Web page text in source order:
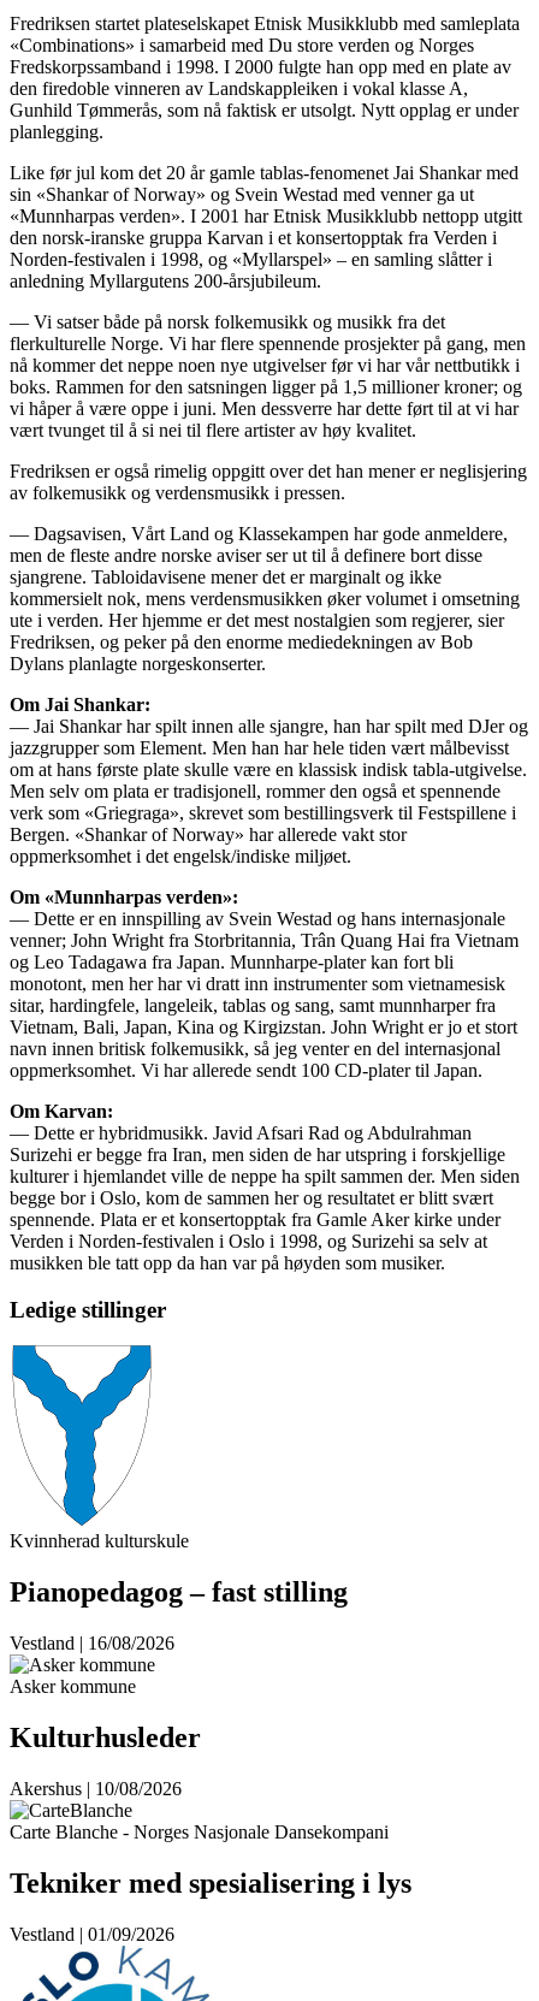
Fredriksen startet plateselskapet Etnisk Musikklubb med samleplata
«Combinations» i samarbeid med Du store verden og Norges
Fredskorpssamband i 1998. I 2000 fulgte han opp med en plate av
den firedoble vinneren av Landskappleiken i vokal klasse A,
Gunhild Tømmerås, som nå faktisk er utsolgt. Nytt opplag er under
planlegging.
Like før jul kom det 20 år gamle tablas-fenomenet Jai Shankar med
sin «Shankar of Norway» og Svein Westad med venner ga ut
«Munnharpas verden». I 2001 har Etnisk Musikklubb nettopp utgitt
den norsk-iranske gruppa Karvan i et konsertopptak fra Verden i
Norden-festivalen i 1998, og «Myllarspel» – en samling slåtter i
anledning Myllargutens 200-årsjubileum.
— Vi satser både på norsk folkemusikk og musikk fra det
flerkulturelle Norge. Vi har flere spennende prosjekter på gang, men
nå kommer det neppe noen nye utgivelser før vi har vår nettbutikk i
boks. Rammen for den satsningen ligger på 1,5 millioner kroner; og
vi håper å være oppe i juni. Men dessverre har dette ført til at vi har
vært tvunget til å si nei til flere artister av høy kvalitet.
Fredriksen er også rimelig oppgitt over det han mener er neglisjering
av folkemusikk og verdensmusikk i pressen.
— Dagsavisen, Vårt Land og Klassekampen har gode anmeldere,
men de fleste andre norske aviser ser ut til å definere bort disse
sjangrene. Tabloidavisene mener det er marginalt og ikke
kommersielt nok, mens verdensmusikken øker volumet i omsetning
ute i verden. Her hjemme er det mest nostalgien som regjerer, sier
Fredriksen, og peker på den enorme mediedekningen av Bob
Dylans planlagte norgeskonserter.
Om Jai Shankar:
— Jai Shankar har spilt innen alle sjangre, han har spilt med DJer og
jazzgrupper som Element. Men han har hele tiden vært målbevisst
om at hans første plate skulle være en klassisk indisk tabla-utgivelse.
Men selv om plata er tradisjonell, rommer den også et spennende
verk som «Griegraga», skrevet som bestillingsverk til Festspillene i
Bergen. «Shankar of Norway» har allerede vakt stor
oppmerksomhet i det engelsk/indiske miljøet.
Om «Munnharpas verden»:
— Dette er en innspilling av Svein Westad og hans internasjonale
venner; John Wright fra Storbritannia, Trân Quang Hai fra Vietnam
og Leo Tadagawa fra Japan. Munnharpe-plater kan fort bli
monotont, men her har vi dratt inn instrumenter som vietnamesisk
sitar, hardingfele, langeleik, tablas og sang, samt munnharper fra
Vietnam, Bali, Japan, Kina og Kirgizstan. John Wright er jo et stort
navn innen britisk folkemusikk, så jeg venter en del internasjonal
oppmerksomhet. Vi har allerede sendt 100 CD-plater til Japan.
Om Karvan:
— Dette er hybridmusikk. Javid Afsari Rad og Abdulrahman
Surizehi er begge fra Iran, men siden de har utspring i forskjellige
kulturer i hjemlandet ville de neppe ha spilt sammen der. Men siden
begge bor i Oslo, kom de sammen her og resultatet er blitt svært
spennende. Plata er et konsertopptak fra Gamle Aker kirke under
Verden i Norden-festivalen i Oslo i 1998, og Surizehi sa selv at
musikken ble tatt opp da han var på høyden som musiker.
Ledige stillinger
Kvinnherad kulturskule
Pianopedagog – fast stilling
Vestland | 16/08/2026
Asker kommune
Kulturhusleder
Akershus | 10/08/2026
Carte Blanche - Norges Nasjonale Dansekompani
Tekniker med spesialisering i lys
Vestland | 01/09/2026